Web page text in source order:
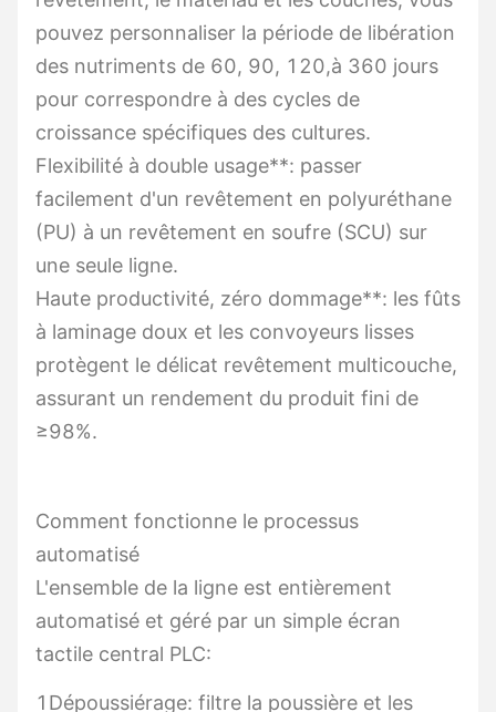
pouvez personnaliser la période de libération
des nutriments de 60, 90, 120,à 360 jours
pour correspondre à des cycles de
croissance spécifiques des cultures.
Flexibilité à double usage**: passer
facilement d'un revêtement en polyuréthane
(PU) à un revêtement en soufre (SCU) sur
une seule ligne.
Haute productivité, zéro dommage**: les fûts
à laminage doux et les convoyeurs lisses
protègent le délicat revêtement multicouche,
assurant un rendement du produit fini de
≥98%.
Comment fonctionne le processus
automatisé
L'ensemble de la ligne est entièrement
automatisé et géré par un simple écran
tactile central PLC:
1Dépoussiérage: filtre la poussière et les